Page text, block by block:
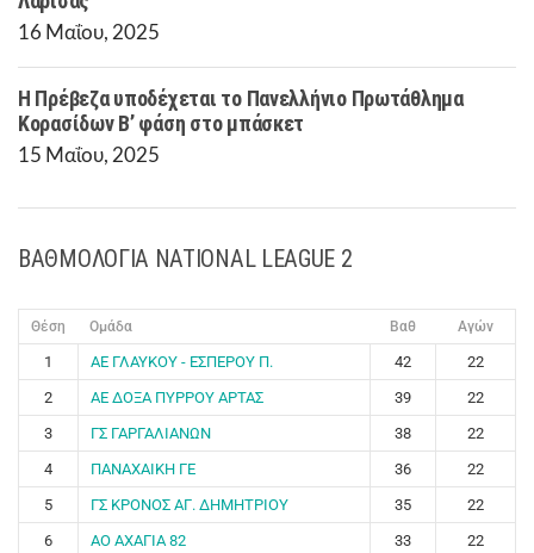
16 Μαΐου, 2025
Η Πρέβεζα υποδέχεται το Πανελλήνιο Πρωτάθλημα
Κορασίδων Β’ φάση στο μπάσκετ
15 Μαΐου, 2025
ΒΑΘΜΟΛΟΓΙΑ NATIONAL LEAGUE 2
Θέση Ομάδα Βαθ Αγών
1 ΑΕ ΓΛΑΥΚΟΥ - ΕΣΠΕΡΟΥ Π. 42
22
2
ΑΕ ΔΟΞΑ ΠΥΡΡΟΥ ΑΡΤΑΣ 39
22
3
ΓΣ ΓΑΡΓΑΛΙΑΝΩΝ 38
22
4
ΠΑΝΑΧΑΙΚΗ ΓΕ 36
22
5
ΓΣ ΚΡΟΝΟΣ ΑΓ. ΔΗΜΗΤΡΙΟΥ 35
22
6
ΑΟ ΑΧΑΓΙΑ 82 33
22